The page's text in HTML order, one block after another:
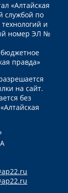
«Алтайская
службой по
и
номер ЭЛ №
бюджетное
правда»
на сайт.
без